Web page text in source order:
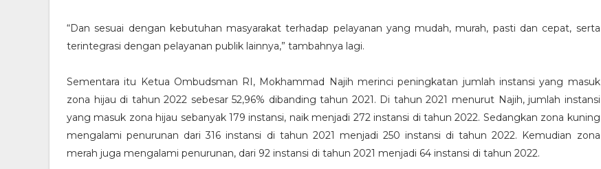
“Dan sesuai dengan kebutuhan masyarakat terhadap pelayanan yang mudah, murah, pasti dan cepat, serta
terintegrasi dengan pelayanan publik lainnya,” tambahnya lagi.
Sementara itu Ketua Ombudsman RI, Mokhammad Najih merinci peningkatan jumlah instansi yang masuk
zona hijau di tahun 2022 sebesar 52,96% dibanding tahun 2021. Di tahun 2021 menurut Najih, jumlah instansi
yang masuk zona hijau sebanyak 179 instansi, naik menjadi 272 instansi di tahun 2022. Sedangkan zona kuning
mengalami penurunan dari 316 instansi di tahun 2021 menjadi 250 instansi di tahun 2022. Kemudian zona
merah juga mengalami penurunan, dari 92 instansi di tahun 2021 menjadi 64 instansi di tahun 2022.